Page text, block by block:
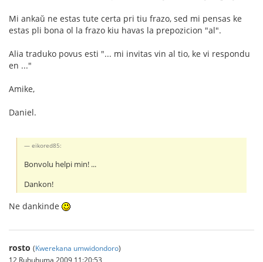
Mi ankaŭ ne estas tute certa pri tiu frazo, sed mi pensas ke
estas pli bona ol la frazo kiu havas la prepozicion "al".
Alia traduko povus esti "... mi invitas vin al tio, ke vi respondu
en ..."
Amike,
Daniel.
eikored85:
Bonvolu helpi min! ...
Dankon!
Ne dankinde
rosto (Kwerekana umwidondoro)
12 Ruhuhuma 2009 11:20:53